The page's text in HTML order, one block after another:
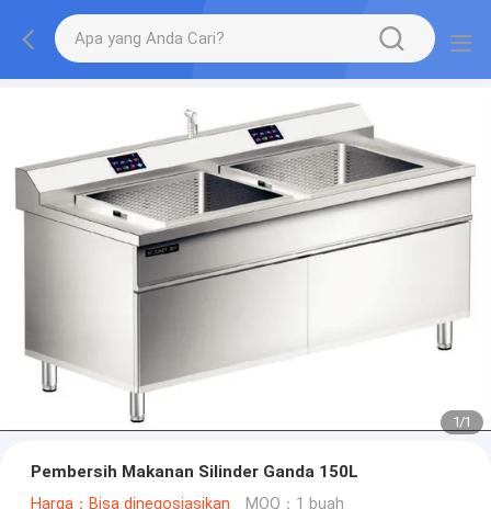
1/1
Pembersih Makanan Silinder Ganda 150L
Harga：Bisa dinegosiasikan MOQ：1 buah